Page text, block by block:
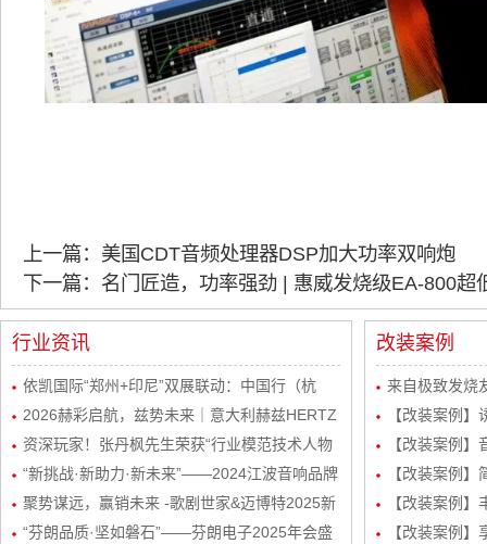
上一篇：美国CDT音频处理器DSP加大功率双响炮
下一篇：名门匠造，功率强劲 | 惠威发烧级EA-800超
行业资讯
依凯国际“郑州+印尼”双展联动：中国行（杭
州）感恩宴圆满举行
2026赫彩启航，兹势未来｜意大利赫兹HERTZ
新品发布会暨市场运营规划会议圆满举行
资深玩家！张丹枫先生荣获“行业模范技术人物
奖”
“新挑战·新助力·新未来”——2024江波音响品牌
经销商会议盛大举行！
聚势谋远，赢销未来 -歌剧世家&迈博特2025新
起势经销商会议圆满成功！
“芬朗品质·坚如磐石”——芬朗电子2025年会盛
改装案例
来自极致发烧
波站终极音
【改装案例
自达8升级
【改装案例
级丹拿232
【改装案例
品曼斯特
【改装案例
路DSP处理器
【改装案例